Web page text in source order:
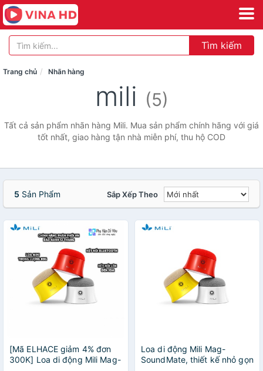
Tìm kiếm
Trang chủ Nhãn hàng
mili (5)
Tất cả sản phẩm nhãn hàng Mili. Mua sản phẩm chính hãng với giá
tốt nhất, giao hàng tận nhà miễn phí, thu hộ COD
5 Sản Phẩm Sắp Xếp Theo
[Mã ELHACE giảm 4% đơn
300K] Loa di động Mili Mag-
Loa di động Mili Mag-
SoundMate, thiết kế nhỏ gọn